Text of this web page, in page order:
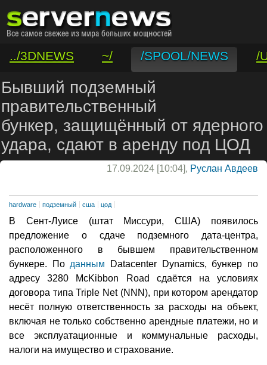
../3DNEWS ~/ /SPOOL/NEWS
/
/VAR/CONTACT
Бывший подземный
правительственный
бункер, защищённый от ядерного
удара, сдают в аренду под ЦОД
17.09.2024 [10:04], Руслан Авдеев
hardware подземный сша цод
В Сент-Луисе (штат Миссури, США) появилось
предложение о сдаче подземного дата-центра,
расположенного в бывшем правительственном
бункере. По данным Datacenter Dynamics, бункер по
адресу 3280 McKibbon Road сдаётся на условиях
договора типа Triple Net (NNN), при котором арендатор
несёт полную ответственность за расходы на объект,
включая не только собственно арендные платежи, но и
все эксплуатационные и коммунальные расходы,
налоги на имущество и страхование.